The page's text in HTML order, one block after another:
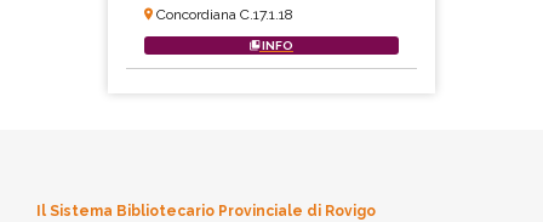
Concordiana C.17.1.18
INFO
Il Sistema Bibliotecario Provinciale di Rovigo